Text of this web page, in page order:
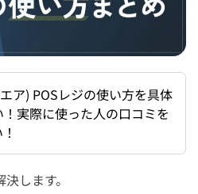
ア) POSレジの使い方を具体
実際に使った人の口コミを
します。